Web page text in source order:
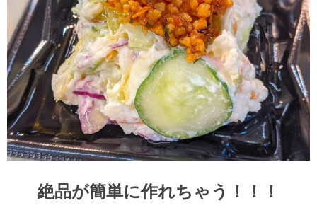
絶品が簡単に作れちゃう！！！